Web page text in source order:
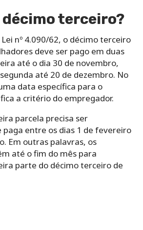
décimo terceiro?
nº 4.090/62, o décimo terceiro
deve ser pago em duas
até o dia 30 de novembro,
até 20 de dezembro. No
data específica para o
a critério do empregador.
parcela precisa ser
paga entre os dias 1 de fevereiro
Em outras palavras, os
até o fim do mês para
parte do décimo terceiro de